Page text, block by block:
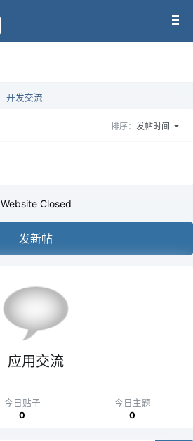
开发交流
排序： 发帖时间
Website Closed
发新帖
应用交流
今日贴子
0
今日主题
0